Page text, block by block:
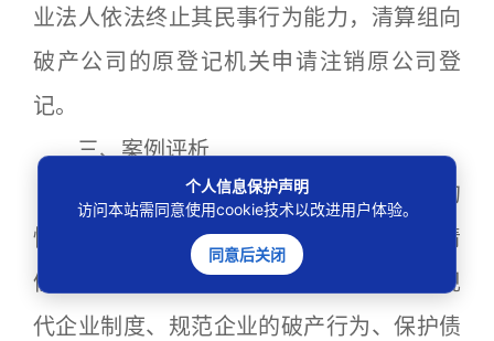
业法人依法终止其民事行为能力，清算组向
破产公司的原登记机关申请注销原公司登
记。
三、案例评析
破产制度是指在债务人无力偿还债务的
情况下，以其全部财产对债权人进行公平清
偿的法律制度。企业破产法律制度对建立现
代企业制度、规范企业的破产行为、保护债
个人信息保护声明
访问本站需同意使用cookie技术以改进用户体验。
同意后关闭